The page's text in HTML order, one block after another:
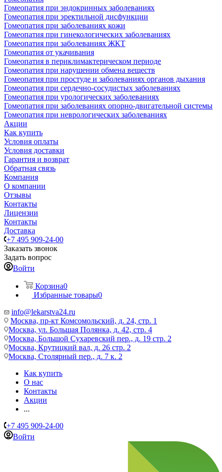
Гомеопатия при эндокринных заболеваниях
Гомеопатия при эректильной дисфункции
Гомеопатия при заболеваниях кожи
Гомеопатия при гинекологических заболеваниях
Гомеопатия при заболеваниях ЖКТ
Гомеопатия от укачивания
Гомеопатия в периклимактерическом периоде
Гомеопатия при нарушении обмена веществ
Гомеопатия при простуде и заболеваниях органов дыхания
Гомеопатия при сердечно-сосудистых заболеваниях
Гомеопатия при урологических заболеваниях
Гомеопатия при заболеваниях опорно-двигательной системы
Гомеопатия при неврологических заболеваниях
Акции
Как купить
Условия оплаты
Условия доставки
Гарантия и возврат
Обратная связь
Компания
О компании
Отзывы
Контакты
Лицензии
Контакты
Доставка
+7 495 909-24-00
Заказать звонок
Задать вопрос
Войти
Корзина0
Избранные товары0
info@lekarstva24.ru
Москва, пр-кт Комсомольский, д. 24, стр. 1
Москва, ул. Большая Полянка, д. 42, стр. 4
Москва, Большой Сухаревский пер., д. 19 стр. 2
Москва, Крутицкий вал, д. 26 стр. 2
Москва, Столярный пер., д. 7 к. 2
Как купить
О нас
Контакты
Акции
...
+7 495 909-24-00
Войти